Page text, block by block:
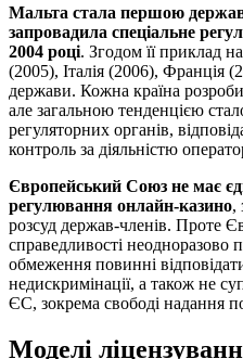
Мальта стала першою
запровадила спеціальне
2004 році. Згодом її приклад
(2005), Італія (2006), Франція
держави. Кожна країна
але загальною тенденцією
регуляторних органів,
контроль за діяльністю
Європейський Союз не має
регулювання онлайн-казино,
розсуд держав-членів. Проте
справедливості неодноразово
обмеження повинні
недискримінації, а також не
ЄС, зокрема свободі надання
Моделі